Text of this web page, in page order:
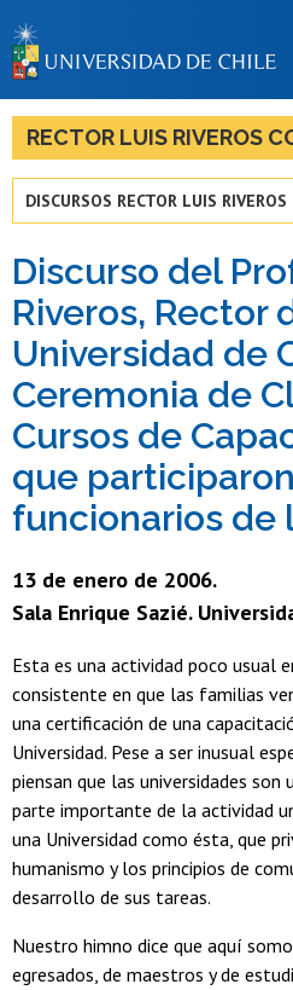
LA
RECTOR LUIS RIVEROS
DISCURSOS RECTOR LUIS RIVEROS
Discurso del
Riveros, Rector
Universidad de
Ceremonia de
Cursos de
que
funcionarios de
13 de enero de 2006.
Sala Enrique Sazié.
Esta es una actividad poco usual
consistente en que las familias
una certificación de una
Universidad. Pese a ser inusual
piensan que las universidades son
parte importante de la actividad
una Universidad como ésta, que
humanismo y los principios de
desarrollo de sus tareas.
Nuestro himno dice que aquí
egresados, de maestros y de